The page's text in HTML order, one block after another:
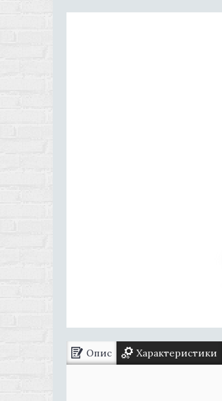
Опис Характеристики